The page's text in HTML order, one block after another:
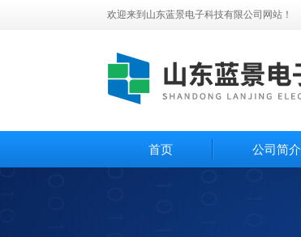
欢迎来到山东蓝景电子科技有限公司网站！
首页 公司简介